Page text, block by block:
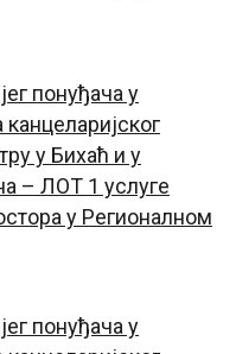
понуђача у
у Бихаћ и у
– ЛОТ 1 услуге
у Регионалном
понуђача у